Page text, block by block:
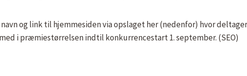
og link til hjemmesiden via opslaget her (nedenfor) hvor
i præmiestørrelsen indtil konkurrencestart 1. september. (SEO)